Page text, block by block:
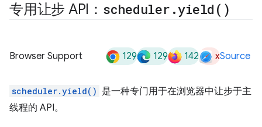
专用让步 API： scheduler .yield( )
Browser Support 129 129 142 xSource
scheduler.yield() 是一种专门用于在浏览器中让步于主
线程的 API。